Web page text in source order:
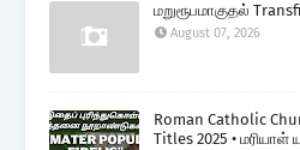
மறுரூபமாகுதல்
August 07, 2026
Roman Catholic
Titles 2025 • மரியாள்